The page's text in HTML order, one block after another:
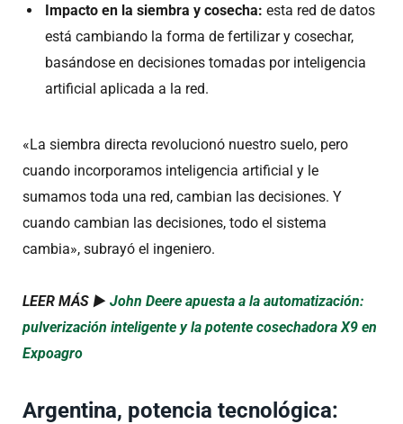
Impacto en la siembra y cosecha: esta red de datos
está cambiando la forma de fertilizar y cosechar,
basándose en decisiones tomadas por inteligencia
artificial aplicada a la red.
«La siembra directa revolucionó nuestro suelo, pero
cuando incorporamos inteligencia artificial y le
sumamos toda una red, cambian las decisiones. Y
cuando cambian las decisiones, todo el sistema
cambia», subrayó el ingeniero.
LEER MÁS ► John Deere apuesta a la automatización:
pulverización inteligente y la potente cosechadora X9 en
Expoagro
Argentina, potencia tecnológica: